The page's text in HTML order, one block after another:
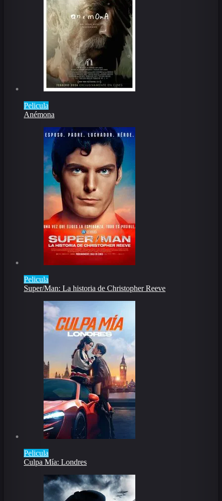
Pelicula
Anémona
Pelicula
Super/Man: La historia de Christopher Reeve
Pelicula
Culpa Mía: Londres